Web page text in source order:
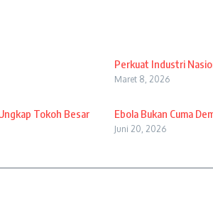
Perkuat Industri
Maret 8, 2026
Tokoh Besar Ebola Bukan Cuma
Juni 20, 2026